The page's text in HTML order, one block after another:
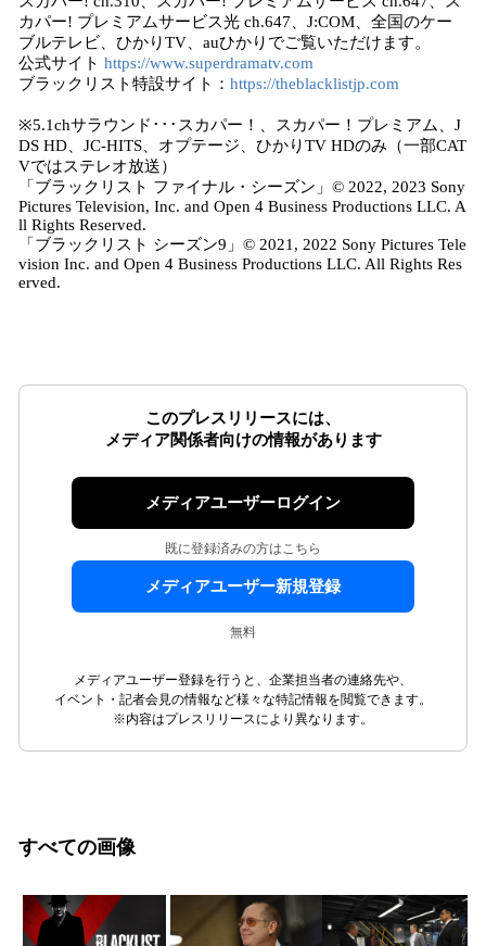
カパー! プレミアムサービス光 ch.647、J:COM、全国のケー
ブルテレビ、ひかりTV、auひかりでご覧いただけます。
公式サイト https://www.superdramatv.com
ブラックリスト特設サイト： https://theblacklistjp.com
※5.1chサラウンド･･･スカパー！、スカパー！プレミアム、J
DS HD、JC-HITS、オプテージ、ひかりTV HDのみ（一部CAT
Vではステレオ放送）
「ブラックリスト ファイナル・シーズン」© 2022, 2023 Sony
Pictures Television, Inc. and Open 4 Business Productions LLC. A
ll Rights Reserved.
「ブラックリスト シーズン9」© 2021, 2022 Sony Pictures Tele
vision Inc. and Open 4 Business Productions LLC. All Rights Res
erved.
このプレスリリースには、
メディア関係者向けの情報があります
メディアユーザーログイン
既に登録済みの方はこちら
メディアユーザー新規登録
無料
メディアユーザー登録を行うと、企業担当者の連絡先や、
イベント・記者会見の情報など様々な特記情報を閲覧できます。
※内容はプレスリリースにより異なります。
すべての画像